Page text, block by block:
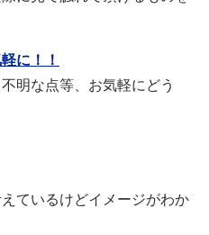
に！！
明な点等、お気軽にどう
ているけどイメージがわか